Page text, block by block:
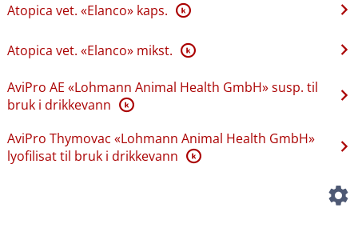
Atopica vet. «Elanco» kaps. K
Atopica vet. «Elanco» mikst. K
AviPro AE «Lohmann Animal Health GmbH» susp. til
bruk i drikkevann K
AviPro Thymovac «Lohmann Animal Health GmbH»
lyofilisat til bruk i drikkevann K